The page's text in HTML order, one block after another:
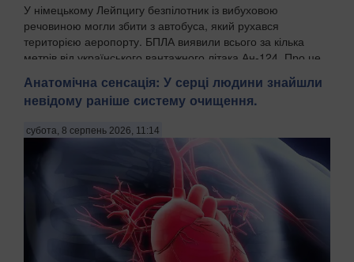
У німецькому Лейпцигу безпілотник із вибуховою
речовиною могли збити з автобуса, який рухався
територією аеропорту. БПЛА виявили всього за кілька
метрів від українського вантажного літака Ан-124. Про це
Анатомічна сенсація: У серці людини знайшли
невідому раніше систему очищення.
субота, 8 серпень 2026, 11:14